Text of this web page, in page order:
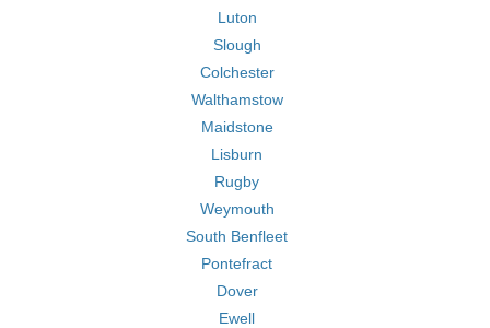
Luton
Slough
Colchester
Walthamstow
Maidstone
Lisburn
Rugby
Weymouth
South Benfleet
Pontefract
Dover
Ewell